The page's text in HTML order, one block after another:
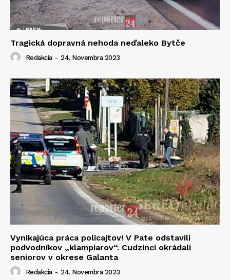
Tragická dopravná nehoda neďaleko Bytče
Redakcia - 24. Novembra 2023
Vynikajúca práca policajtov! V Pate odstavili
podvodníkov „klampiarov“. Cudzinci okrádali
seniorov v okrese Galanta
Redakcia - 24. Novembra 2023